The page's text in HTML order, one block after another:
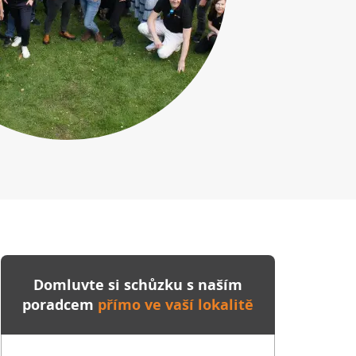
Domluvte si schůzku s naším
poradcem přímo ve vaší lokalitě